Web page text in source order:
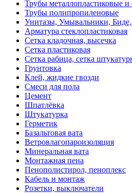
Трубы металлопластиковые
Трубы полипропиленовые
Унитазы, Умывальники,
Арматура стеклопластиковая
Сетка кладочная, высечка
Сетка пластиковая
Сетка рабица, сетка
Грунтовка
Клей, жидкие гвозди
Смеси для пола
Цемент
Шпатлёвка
Штукатурка
Герметик
Базальтовая вата
Ветровлагопароизоляция
Минеральная вата
Монтажная пена
Пенополистирол, пеноплекс
Кабель и монтаж
Розетки, выключатели